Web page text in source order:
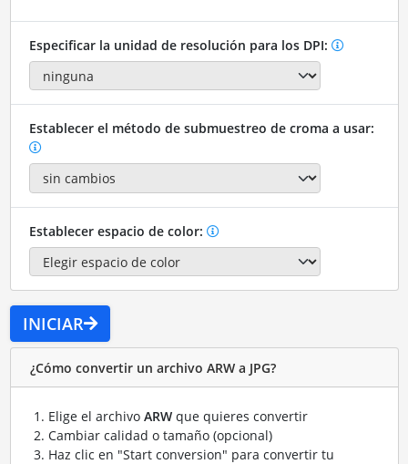
Especificar la unidad de resolución para los DPI:
Establecer el método de submuestreo de croma a usar:
Establecer espacio de color:
INICIAR
¿Cómo convertir un archivo ARW a JPG?
Elige el archivo ARWque quieres convertir
Cambiar calidad o tamaño (opcional)
Haz clic en "Start conversion" para convertir tu